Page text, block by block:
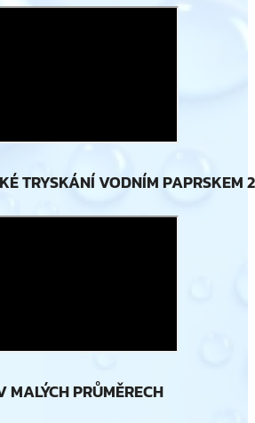
TRYSKÁNÍ VODNÍM PAPRSKEM
MALÝCH PRŮMĚRECH